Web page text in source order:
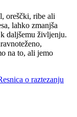
oreščki, ribe ali
lahko zmanjša
daljšemu življenju.
na to, ali jemo
o raztezanju